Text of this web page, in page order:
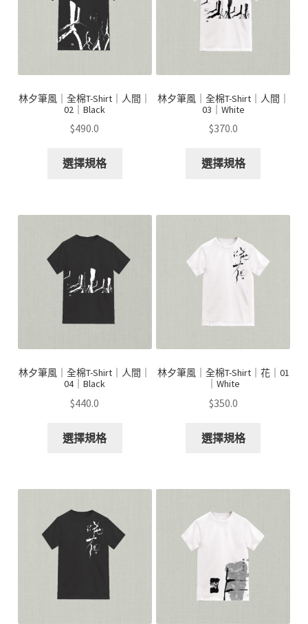
林夕筆風｜全棉T-Shirt｜人間｜
02｜Black
$490.0
選擇規格
林夕筆風｜全棉T-Shirt｜人間｜
03｜White
$370.0
選擇規格
林夕筆風｜全棉T-Shirt｜人間｜
04｜Black
$440.0
選擇規格
林夕筆風｜全棉T-Shirt｜花｜01
｜White
$350.0
選擇規格